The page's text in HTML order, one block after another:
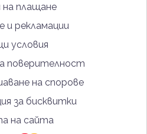
на плащане
и рекламации
условия
поверителност
на спорове
за бисквитки
на сайта